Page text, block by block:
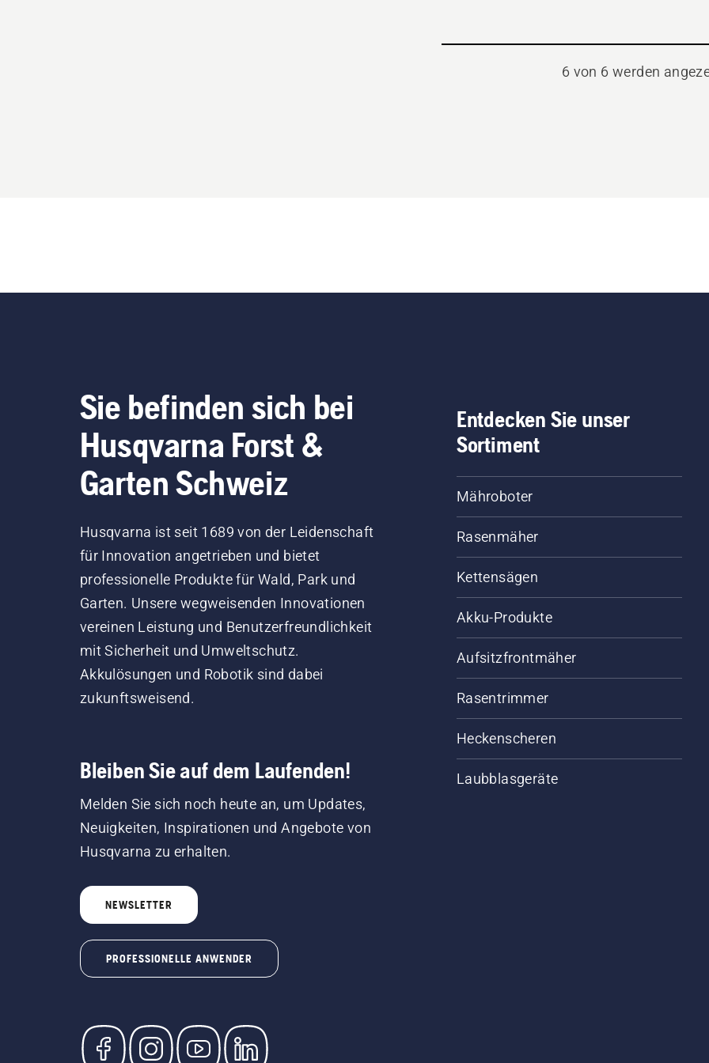
6 von 6 werden
Sie befinden sich bei
Husqvarna Forst &
Garten Schweiz
Husqvarna ist seit 1689 von der Leidenschaft
für Innovation angetrieben und bietet
professionelle Produkte für Wald, Park und
Garten. Unsere wegweisenden Innovationen
vereinen Leistung und Benutzerfreundlichkeit
mit Sicherheit und Umweltschutz.
Akkulösungen und Robotik sind dabei
zukunftsweisend.
Bleiben Sie auf dem Laufenden!
Melden Sie sich noch heute an, um Updates,
Neuigkeiten, Inspirationen und Angebote von
Husqvarna zu erhalten.
NEWSLETTER
PROFESSIONELLE ANWENDER
Entdecken Sie unser
Sortiment
Mähroboter
Rasenmäher
Kettensägen
Akku-Produkte
Aufsitzfrontmäher
Rasentrimmer
Heckenscheren
Laubblasgeräte